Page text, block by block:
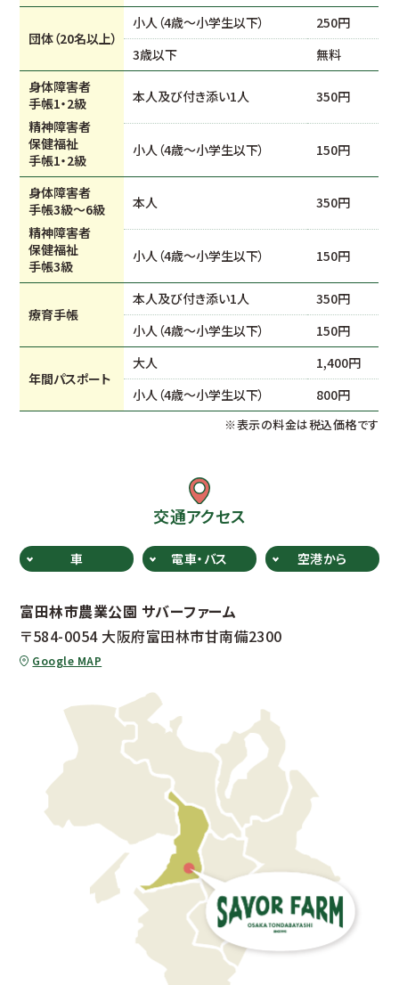
団体（20名以上）
小人（4歳～小学生以下）
250円
3歳以下
無料
身体障害者
手帳1・2級
精神障害者
保健福祉
手帳1・2級
本人及び付き添い1人 350円
小人（4歳～小学生以下） 150円
身体障害者
手帳3級〜6級
精神障害者
保健福祉
手帳3級
本人 350円
小人（4歳～小学生以下） 150円
療育手帳
本人及び付き添い1人
350円
小人（4歳～小学生以下）
150円
年間パスポート
大人
1,400円
小人（4歳～小学生以下）
800円
※表示の料金は税込価格です
交通アクセス
車 電車・バス 空港から
富田林市農業公園 サバーファーム
〒584-0054 大阪府富田林市甘南備2300
Google MAP